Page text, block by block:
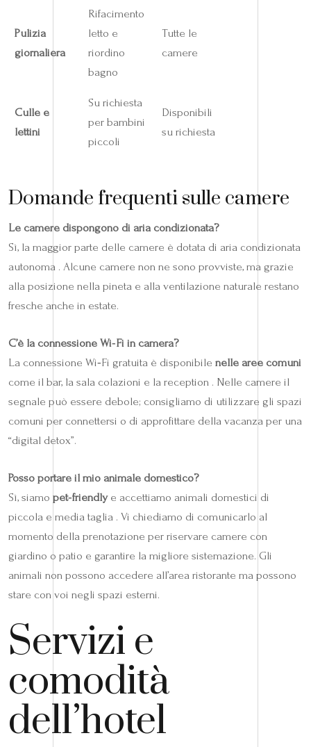
Pulizia
giornaliera
Rifacimento
letto e
riordino
bagno
Tutte le
camere
Culle e
lettini
Su richiesta
per bambini
piccoli
Disponibili
su richiesta
Domande frequenti sulle camere
Le camere dispongono di aria condizionata?
Sì, la maggior parte delle camere è dotata di aria condizionata
autonoma . Alcune camere non ne sono provviste, ma grazie
alla posizione nella pineta e alla ventilazione naturale restano
fresche anche in estate.
C’è la connessione Wi‑Fi in camera?
La connessione Wi‑Fi gratuita è disponibile nelle aree comuni
come il bar, la sala colazioni e la reception . Nelle camere il
segnale può essere debole; consigliamo di utilizzare gli spazi
comuni per connettersi o di approfittare della vacanza per una
“digital detox”.
Posso portare il mio animale domestico?
Sì, siamo pet‑friendlye accettiamo animali domestici di
piccola e media taglia . Vi chiediamo di comunicarlo al
momento della prenotazione per riservare camere con
giardino o patio e garantire la migliore sistemazione. Gli
animali non possono accedere all’area ristorante ma possono
stare con voi negli spazi esterni.
Servizi e
comodità
dell’hotel